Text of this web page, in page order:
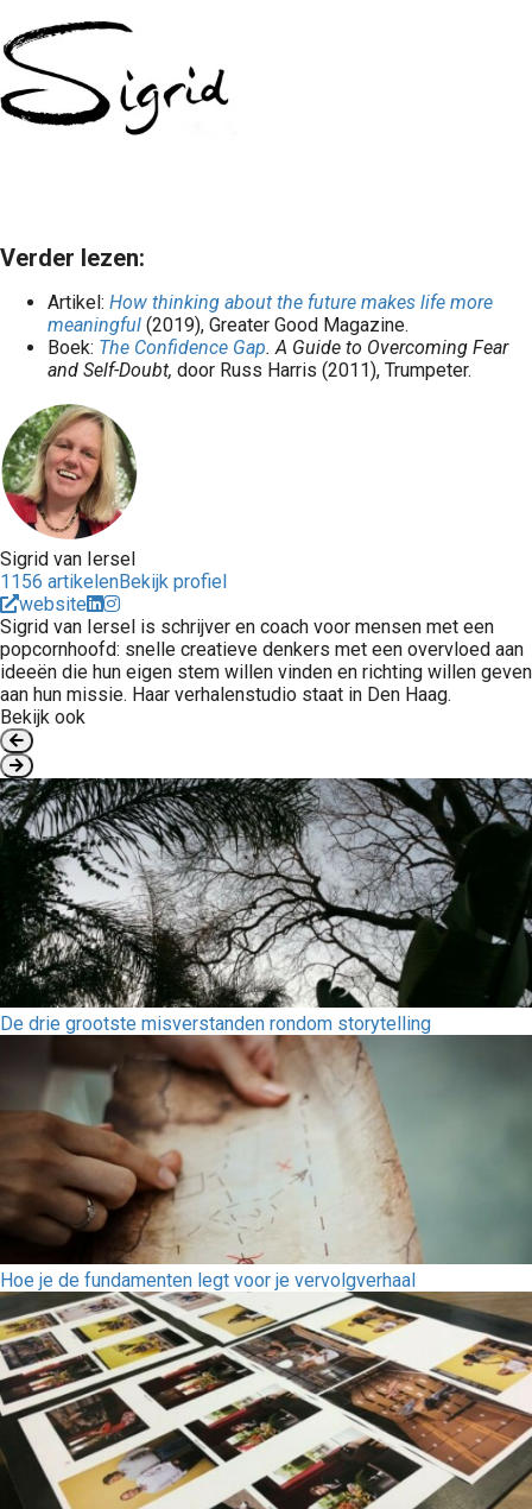
Verder lezen:
Artikel: How thinking about the future makes life more
meaningful (2019), Greater Good Magazine.
Boek: The Confidence Gap. A Guide to Overcoming Fear
and Self-Doubt, door Russ Harris (2011), Trumpeter.
Sigrid van Iersel
1156 artikelenBekijk profiel
website
Sigrid van Iersel is schrijver en coach voor mensen met een
popcornhoofd: snelle creatieve denkers met een overvloed aan
ideeën die hun eigen stem willen vinden en richting willen geven
aan hun missie. Haar verhalenstudio staat in Den Haag.
Bekijk ook
De drie grootste misverstanden rondom storytelling
Hoe je de fundamenten legt voor je vervolgverhaal